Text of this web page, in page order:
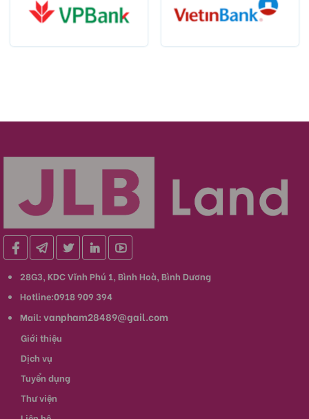
28G3, KDC Vĩnh Phú 1, Bình Hoà, Bình Dương
Hotline:0918 909 394
Mail: vanpham28489@gail.com
Giới thiệu
Dịch vụ
Tuyển dụng
Thư viện